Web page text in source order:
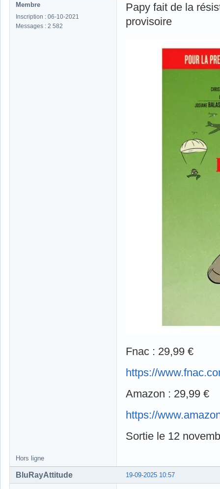
Membre
Inscription : 06-10-2021
Messages : 2 582
Papy fait de la
provisoire
Fnac : 29,99 €
https://
Amazon : 29,99 €
https://
Sortie le 12
Hors ligne
19-09-2025 10:57
BluRayAttitude